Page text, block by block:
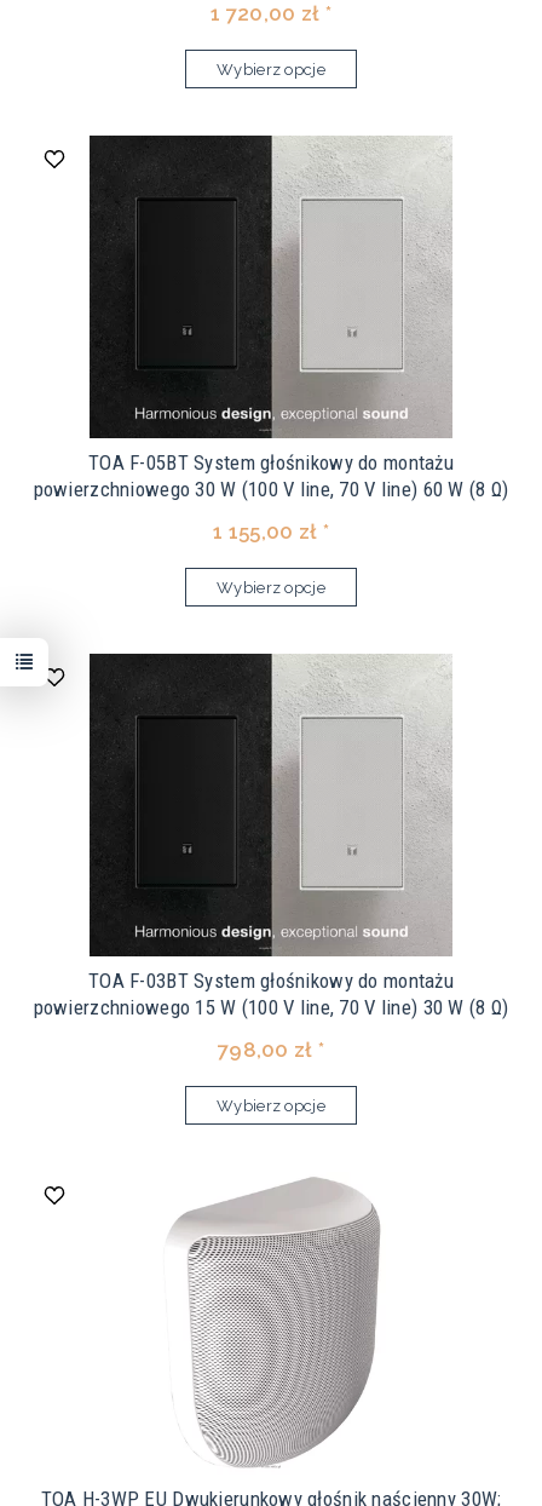
1 720,00 zł *
Wybierz opcje
TOA F-05BT System głośnikowy do montażu
powierzchniowego 30 W (100 V line, 70 V line) 60 W (8 Ω)
1 155,00 zł *
Wybierz opcje
TOA F-03BT System głośnikowy do montażu
powierzchniowego 15 W (100 V line, 70 V line) 30 W (8 Ω)
798,00 zł *
Wybierz opcje
TOA H-3WP EU Dwukierunkowy głośnik naścienny 30W;